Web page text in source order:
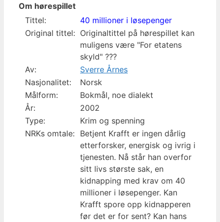
Om hørespillet
Tittel:
40 millioner i løsepenger
Original tittel: Originaltittel på hørespillet kan
muligens være "For etatens
skyld" ???
Av:
Sverre Årnes
Nasjonalitet:
Norsk
Målform:
Bokmål, noe dialekt
År:
2002
Type:
Krim og spenning
NRKs omtale:
Betjent Krafft er ingen dårlig
etterforsker, energisk og ivrig i
tjenesten. Nå står han overfor
sitt livs største sak, en
kidnapping med krav om 40
millioner i løsepenger. Kan
Krafft spore opp kidnapperen
før det er for sent? Kan hans